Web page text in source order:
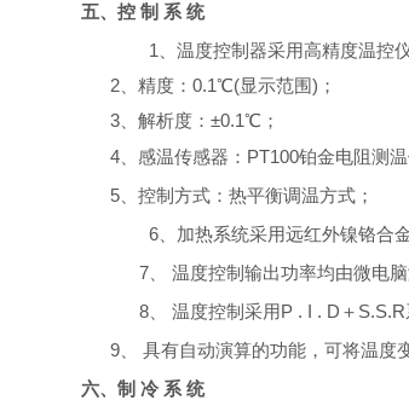
五、控 制 系 统
1、温度控制器采用高精度温控
2、精度：0.1℃(显示范围)；
3、解析度：±0.1℃；
4、感温传感器： PT100铂金电阻测温
5、控制方式：热平衡调温方式；
6、加热系统采用远红外镍铬合
7、温度控制输出功率均由微电
8、温度控制采用P . I . D＋
9、具有自动演算的功能，可将温度
六、制 冷 系 统